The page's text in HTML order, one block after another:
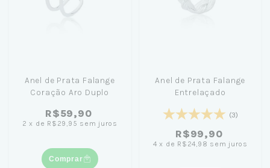
Anel de Prata Falange
Coração Aro Duplo
R$59,90
2 x de R$29,95 sem juros
Comprar
Anel de Prata Falange
Entrelaçado
(3)
R$99,90
4 x de R$24,98 sem juros